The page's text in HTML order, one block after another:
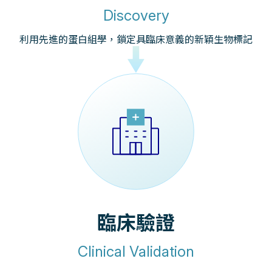
Discovery
利用先進的蛋白組學，鎖定具臨床意義的新穎生物標記
臨床驗證
Clinical Validation